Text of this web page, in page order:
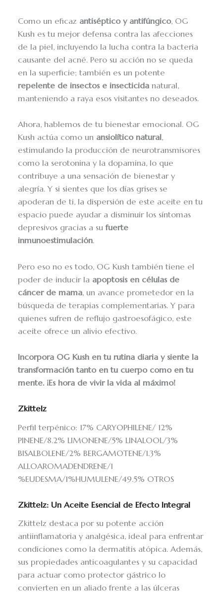
Como un eficaz antiséptico y antifúngico, OG
Kush es tu mejor defensa contra las afecciones
de la piel, incluyendo la lucha contra la bacteria
causante del acné. Pero su acción no se queda
en la superficie; también es un potente
repelente de insectos e insecticida natural,
manteniendo a raya esos visitantes no deseados.
Ahora, hablemos de tu bienestar emocional. OG
Kush actúa como un ansiolítico natural,
estimulando la producción de neurotransmisores
como la serotonina y la dopamina, lo que
contribuye a una sensación de bienestar y
alegría. Y si sientes que los días grises se
apoderan de ti, la dispersión de este aceite en tu
espacio puede ayudar a disminuir los síntomas
depresivos gracias a sufuerte
inmunoestimulación.
Pero eso no es todo, OG Kush también tiene el
poder de inducir la apoptosis en células de
cáncer de mama, un avance prometedor en la
búsqueda de terapias complementarias. Y para
quienes sufren de reflujo gastroesofágico, este
aceite ofrece un alivio efectivo.
Incorpora OG Kush en tu rutina diaria y siente la
transformación tanto en tu cuerpo como en tu
mente. ¡Es hora de vivir la vida al máximo!
Zkittelz
Perfil terpénico: 17% CARYOPHILENE/ 12%
PINENE/8.2% LIMONENE/5% LINALOOL/3%
BISALBOLENE/2% BERGAMOTENE/1.3%
ALLOAROMADENDRENE/1
%EUDESMA/1%HUMULENE/49.5% OTROS
Zkittelz: Un Aceite Esencial de Efecto Integral
Zkittelz destaca por su potente acción
antiinflamatoria y analgésica, ideal para enfrentar
condiciones como la dermatitis atópica. Además,
sus propiedades anticoagulantes y su capacidad
para actuar como protector gástrico lo
convierten en un aliado frente a las úlceras